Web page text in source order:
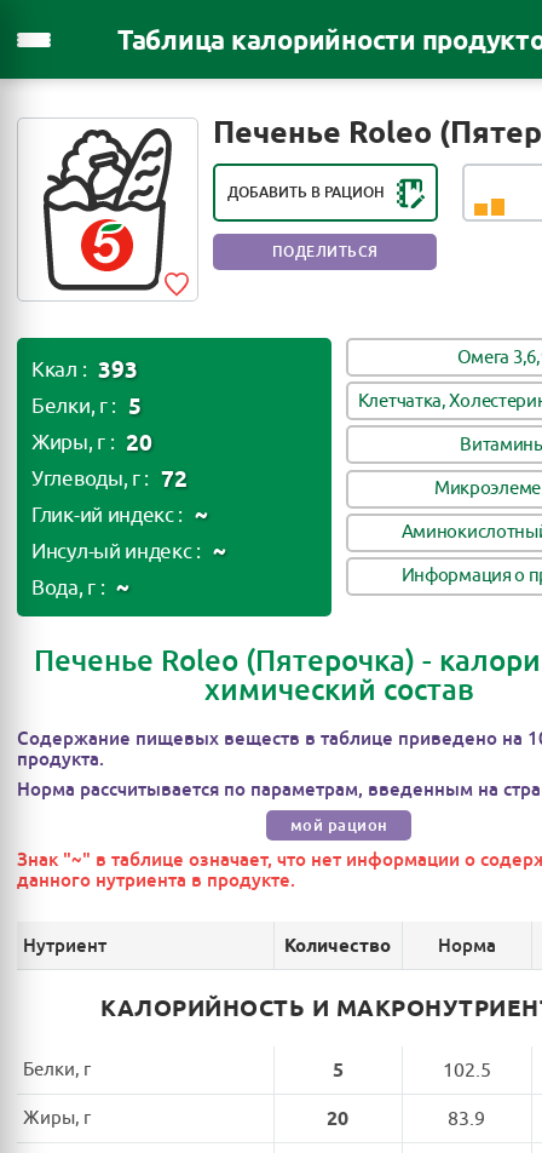
Таблица калорийности
Печенье Roleo
ДОБАВИТЬ В РАЦИОН
УПОРТРЕБЛЕНИИ
ПОДЕЛИТЬСЯ
Ккал : 393
Белки, г : 5
Жиры, г : 20
Углеводы, г : 72
Глик-ий индекс : ~
Инсул-ый индекс : ~
Вода, г : ~
Омега
Клетчатка,
Информация о
Печенье Roleo (Пятерочка) -
химический состав
Содержание пищевых веществ в таблице приведено на
продукта.
Норма рассчитывается по параметрам, введенным на
мой рацион
Знак "~" в таблице означает, что нет информации о
данного нутриента в продукте.
Нутриент Количество Норма
КАЛОРИЙНОСТЬ И
Белки, г 5 102.5
Жиры, г 20 83.9